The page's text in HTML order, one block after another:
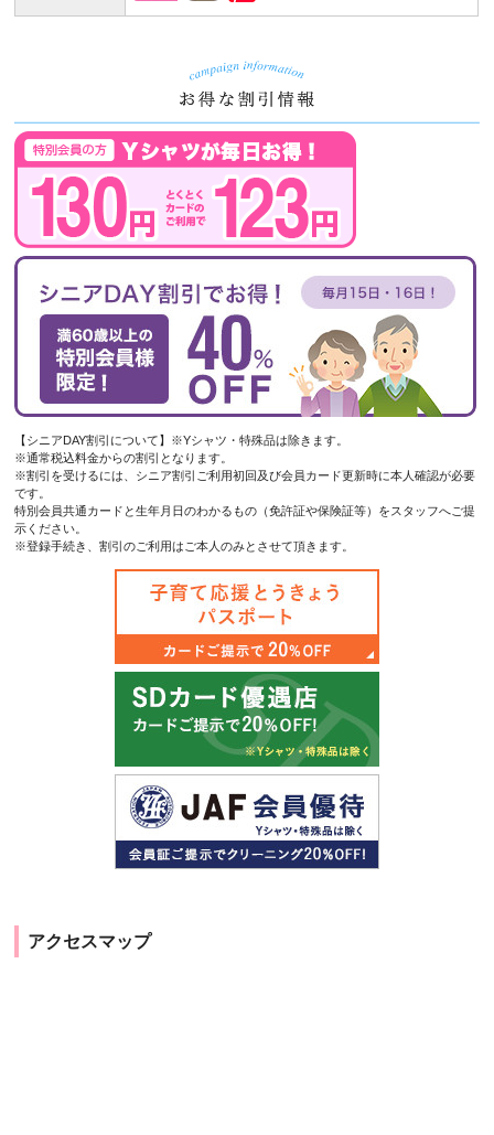
【シニアDAY割引について】※Yシャツ・特殊品は除きます。
※通常税込料金からの割引となります。
※割引を受けるには、シニア割引ご利用初回及び会員カード更新時に本人確認が必要
です。
特別会員共通カードと生年月日のわかるもの（免許証や保険証等）をスタッフへご提
示ください。
※登録手続き、割引のご利用はご本人のみとさせて頂きます。
アクセスマップ